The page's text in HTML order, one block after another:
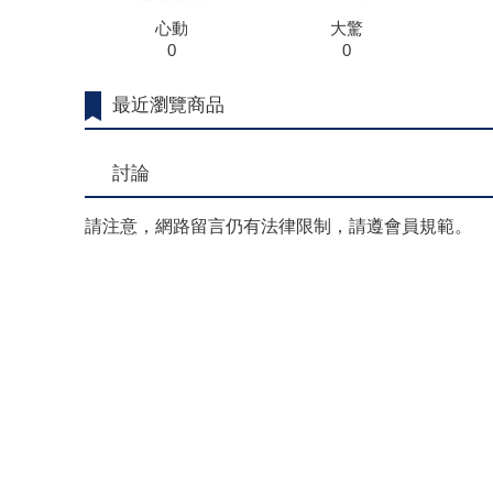
心動
0
大驚
0
最近瀏覽商品
討論
請注意，網路留言仍有法律限制，請遵會員規範。